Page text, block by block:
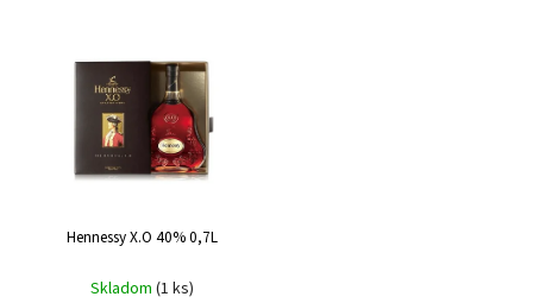
Hennessy X.O 40% 0,7L
Skladom (1 ks)